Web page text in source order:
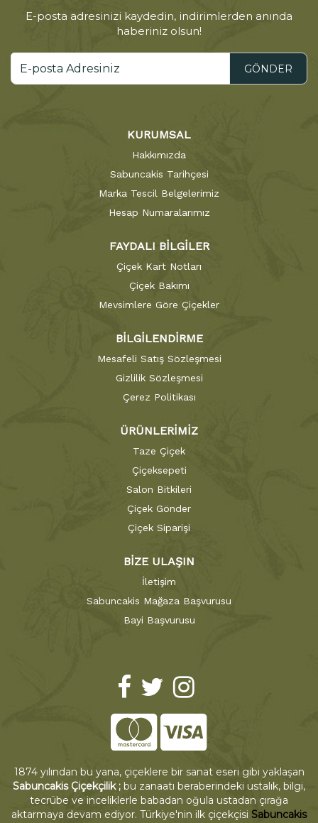
E-posta adresinizi kaydedin, indirimlerden anında
haberiniz olsun!
GÖNDER
KURUMSAL
Hakkımızda
Sabuncakis Tarihçesi
Marka Tescil Belgelerimiz
Hesap Numaralarımız
FAYDALI BİLGİLER
Çiçek Kart Notları
Çiçek Bakımı
Mevsimlere Göre Çiçekler
BİLGİLENDİRME
Mesafeli Satış Sözleşmesi
Gizlilik Sözleşmesi
Çerez Politikası
ÜRÜNLERİMİZ
Taze Çiçek
Çiçeksepeti
Salon Bitkileri
Çiçek Gönder
Çiçek Siparişi
BİZE ULAŞIN
İletişim
Sabuncakis Mağaza Başvurusu
Bayi Başvurusu
1874 yılından bu yana, çiçeklere bir sanat eseri gibi yaklaşan
Sabuncakis Çiçekçilik ; bu zanaatı beraberindeki ustalık, bilgi,
tecrübe ve inceliklerle babadan oğula ustadan çırağa
aktarmaya devam ediyor. Türkiye'nin ilk çiçekçisi Sabuncakis